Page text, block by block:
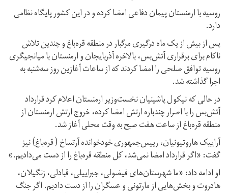
روسیه با ارمنستان پیمان دفاعی امضا کرده و در این کشور پایگاه نظامی
دارد.
پس از بیش از یک ماه درگیری مرگبار در منطقه قره‌باغ و چندین تلاش‌
ناکام برای برقراری آتش‌بس، بالاخره آذربایجان و ارمنستان با میانجیگری
روسیه توافق صلحی را امضا کردند که از ساعات آغازین روز سه‌شنبه به
اجرا گذاشته شد.
در حالی که نیکول پاشینیان نخست‌وزیر ارمنستان اعلام کرد قرارداد
آتش‌بس را با اصرار چندباره ارتش امضا کرده، خروج ارتش ارمنستان از
منطقه قره‌باغ از ساعت هفت صبح به وقت محلی آغاز شد.
آراییک هاروتیونیان، رییس‌جمهوری خودخوانده آرتساخ ( قره‌باغ) نیز
گفت: «اگر قرارداد امضا نمی‌شد، کل منطقه قره‌باغ را از دست می‌دادیم.»
او ادامه داد: «ما شهرستان‌های فیضولی، جبراییلی، قبادلی، زنگیلان،
هادروت و بخش‌هایی از مارتونی و عسگران را از دست دادیم. اگر جنگ